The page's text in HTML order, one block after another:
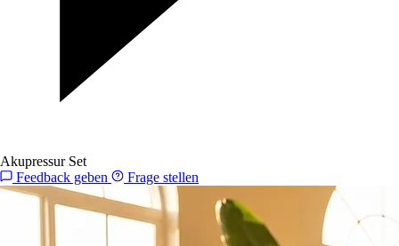
Akupressur Set
Feedback geben
Frage stellen